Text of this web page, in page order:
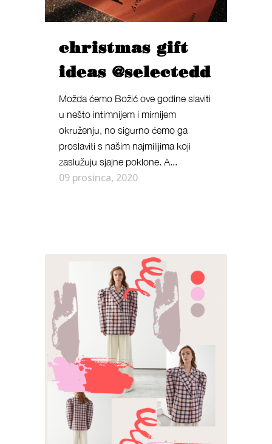
christmas gift
ideas @selectedd
Možda ćemo Božić ove godine slaviti
u nešto intimnijem i mirnijem
okruženju, no sigurno ćemo ga
proslaviti s našim najmilijima koji
zaslužuju sjajne poklone. A...
09 prosinca, 2020